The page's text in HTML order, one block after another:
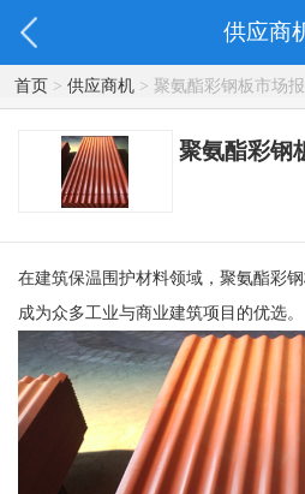
供应商
首页> 供应商机> 聚氨酯彩钢板市场
聚氨酯彩钢
在建筑保温围护材料领域，聚氨酯彩
成为众多工业与商业建筑项目的优选。